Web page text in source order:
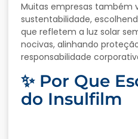
Muitas empresas também
sustentabilidade,
que refletem a luz solar
nocivas, alinhando
responsabilidade
✨ Por Que
do Insulfilm